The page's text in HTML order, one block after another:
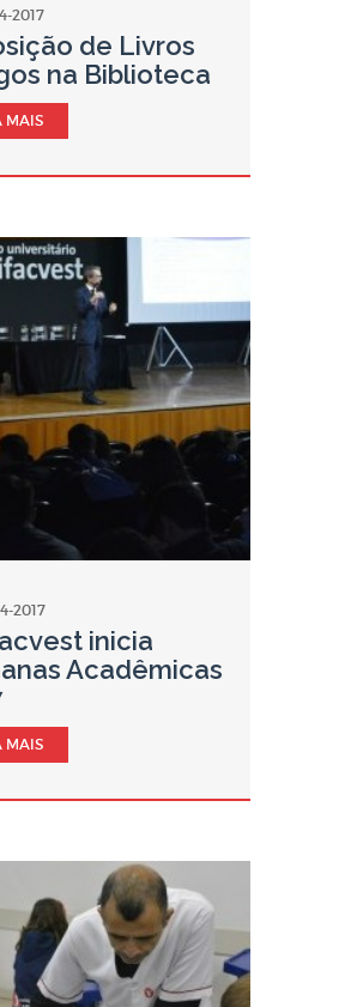
2017
de Livros
na Biblioteca
MAIS
2017
inicia
Acadêmicas
MAIS